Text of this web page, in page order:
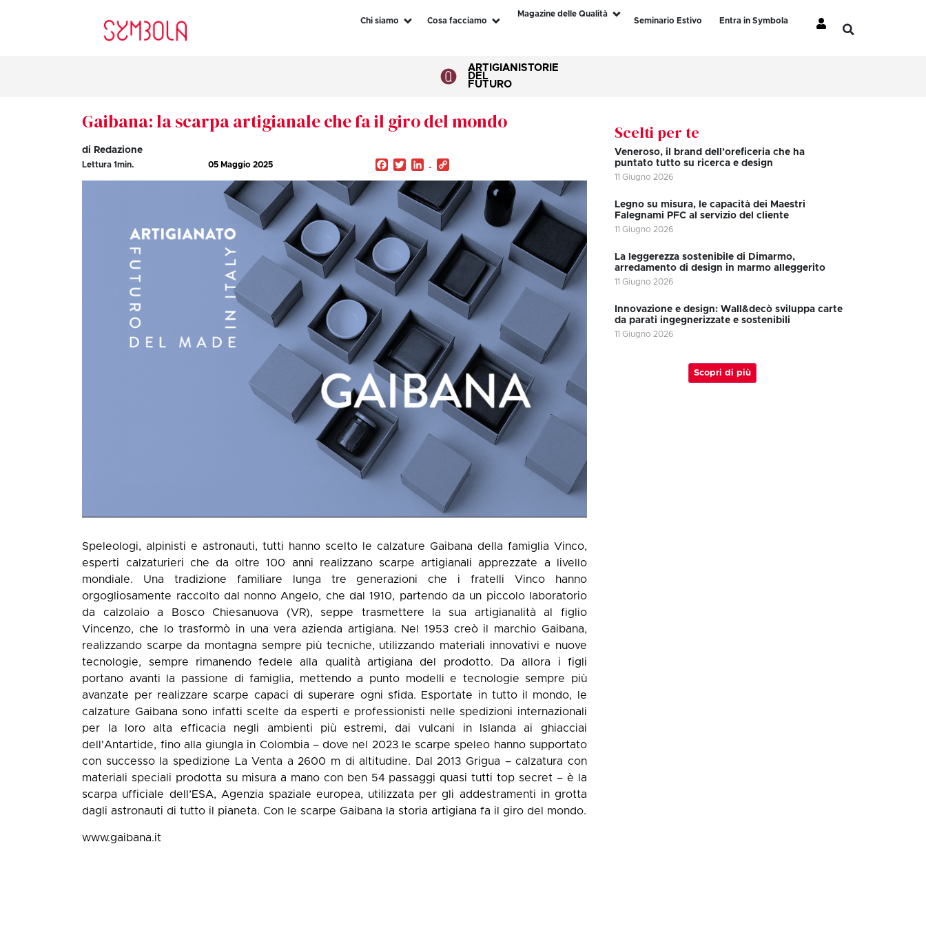
Chi siamo Cosa facciamo
Magazine delle Qualità
Seminario Estivo
Entra in Symbola
ARTIGIANI
DEL
FUTURO
STORIE
Gaibana: la scarpa artigianale che fa il giro del mondo
di Redazione
Lettura1min. 05 Maggio 2025 Facebook
TwitterLinkedIn
Speleologi, alpinisti e astronauti, tutti hanno scelto le calzature Gaibana della famiglia Vinco,
esperti calzaturieri che da oltre 100 anni realizzano scarpe artigianali apprezzate a livello
mondiale. Una tradizione familiare lunga tre generazioni che i fratelli Vinco hanno
orgogliosamente raccolto dal nonno Angelo, che dal 1910, partendo da un piccolo laboratorio
da calzolaio a Bosco Chiesanuova (VR), seppe trasmettere la sua artigianalità al figlio
Vincenzo, che lo trasformò in una vera azienda artigiana. Nel 1953 creò il marchio Gaibana,
realizzando scarpe da montagna sempre più tecniche, utilizzando materiali innovativi e nuove
tecnologie, sempre rimanendo fedele alla qualità artigiana del prodotto. Da allora i figli
portano avanti la passione di famiglia, mettendo a punto modelli e tecnologie sempre più
avanzate per realizzare scarpe capaci di superare ogni sfida. Esportate in tutto il mondo, le
calzature Gaibana sono infatti scelte da esperti e professionisti nelle spedizioni internazionali
per la loro alta efficacia negli ambienti più estremi, dai vulcani in Islanda ai ghiacciai
dell'Antartide, fino alla giungla in Colombia – dove nel 2023 le scarpe speleo hanno supportato
con successo la spedizione La Venta a 2600 m di altitudine. Dal 2013 Grigua – calzatura con
materiali speciali prodotta su misura a mano con ben 54 passaggi quasi tutti top secret – è la
scarpa ufficiale dell’ESA, Agenzia spaziale europea, utilizzata per gli addestramenti in grotta
dagli astronauti di tutto il pianeta. Con le scarpe Gaibana la storia artigiana fa il giro del mondo.
www.gaibana.it
Scelti per te
Veneroso, il brand dell’oreficeria che ha
puntato tutto su ricerca e design
11 Giugno 2026
Legno su misura, le capacità dei Maestri
Falegnami PFC al servizio del cliente
11 Giugno 2026
La leggerezza sostenibile di Dimarmo,
arredamento di design in marmo alleggerito
11 Giugno 2026
Innovazione e design: Wall&decò sviluppa carte
da parati ingegnerizzate e sostenibili
11 Giugno 2026
Scopri di più